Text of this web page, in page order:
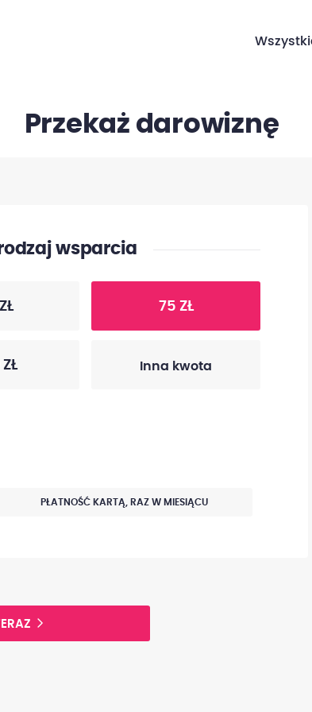
Przekaż darowiznę
wsparcia
75 ZŁ
PŁATNOŚĆ KARTĄ, RAZ W MIESIĄCU